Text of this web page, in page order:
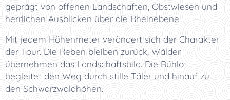
geprägt von offenen Landschaften, Obstwiesen und
herrlichen Ausblicken über die Rheinebene.
Mit jedem Höhenmeter verändert sich der Charakter
der Tour. Die Reben bleiben zurück, Wälder
übernehmen das Landschaftsbild. Die Bühlot
begleitet den Weg durch stille Täler und hinauf zu
den Schwarzwaldhöhen.